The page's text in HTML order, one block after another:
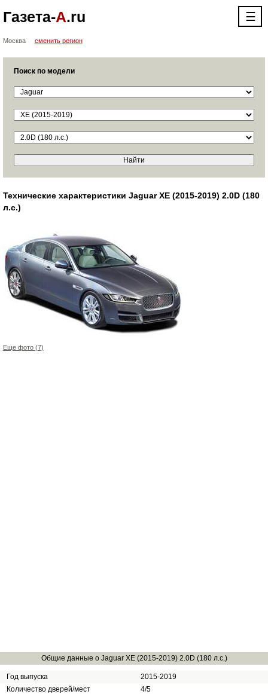
Газета-А.ru ☰
Москва сменить регион
Поиск по модели
Технические характеристики Jaguar XE (2015-2019) 2.0D (180
л.с.)
Еще фото (7)
Общие данные о Jaguar XE (2015-2019) 2.0D (180 л.с.)
Год выпуска
2015-2019
Количество дверей/мест
4/5